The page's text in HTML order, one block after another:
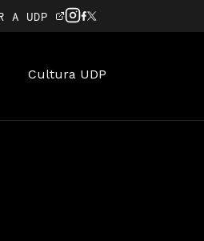
A UDP
Cultura UDP